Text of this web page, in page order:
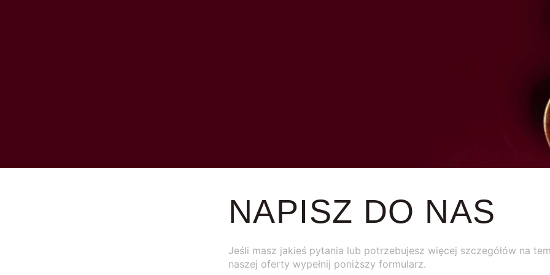
NAPISZ DO NAS
Jeśli masz jakieś pytania lub potrzebujesz więcej szczegółów na
naszej oferty wypełnij poniższy formularz.